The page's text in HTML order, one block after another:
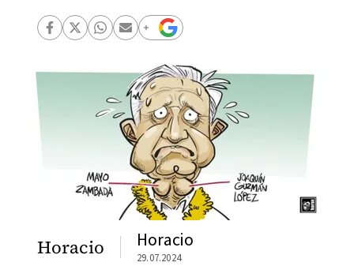
Horacio Horacio
29.07.2024